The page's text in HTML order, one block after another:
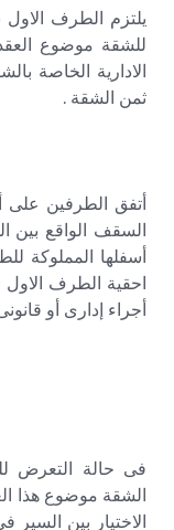
يلتزم الطرف الاول
للشقة موضوع
الادارية الخاصة
ثمن الشقة .
أتفق الطرفين
السقف الواقع بين
أسفلها المملوكة
احقية الطرف
أجراء إدارى أو
فى حالة التعرض
الشقة موضوع هذا
الاختيار بين السير